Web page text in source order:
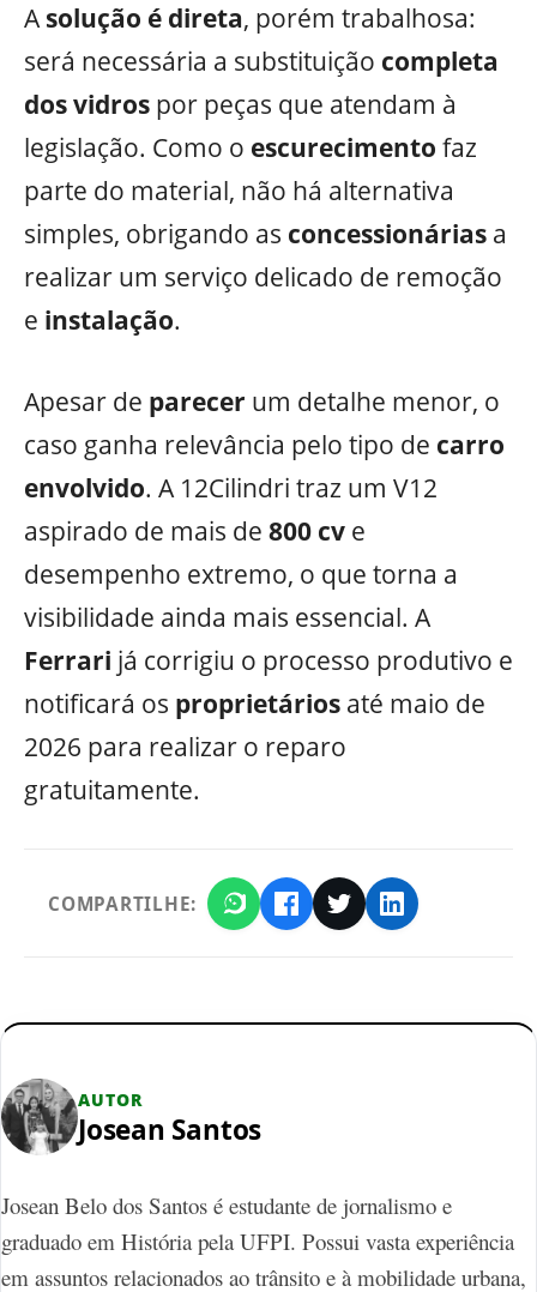
Asolução é direta, porém trabalhosa:
será necessária a substituição completa
dos vidros por peças que atendam à
legislação. Como o escurecimento faz
parte do material, não há alternativa
simples, obrigando as concessionárias a
realizar um serviço delicado de remoção
e instalação.
Apesar de parecer um detalhe menor, o
caso ganha relevância pelo tipo de carro
envolvido. A 12Cilindri traz um V12
aspirado de mais de 800 cv e
desempenho extremo, o que torna a
visibilidade ainda mais essencial. A
Ferrari já corrigiu o processo produtivo e
notificará os proprietários até maio de
2026 para realizar o reparo
gratuitamente.
COMPARTILHE:
AUTOR
Josean Santos
Josean Belo dos Santos é estudante de jornalismo e
graduado em História pela UFPI. Possui vasta experiência
em assuntos relacionados ao trânsito e à mobilidade urbana,